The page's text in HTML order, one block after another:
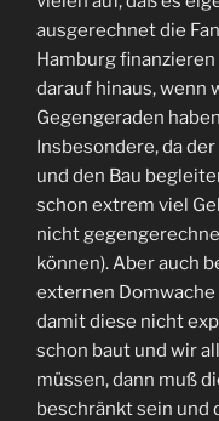
ausgerechnet die
Hamburg
darauf hinaus, wenn
Gegengeraden
Insbesondere, da
und den Bau
schon extrem viel
nicht
können). Aber auch
externen Domwache
damit diese nicht
schon baut und wir
müssen, dann muß
beschränkt sein und